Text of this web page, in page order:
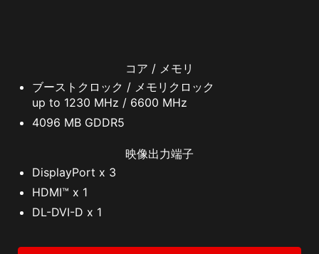
コア / メモリ
ブーストクロック / メモリクロック
up to 1230 MHz / 6600 MHz
4096 MB GDDR5
映像出力端子
DisplayPort x 3
HDMI™ x 1
DL-DVI-D x 1